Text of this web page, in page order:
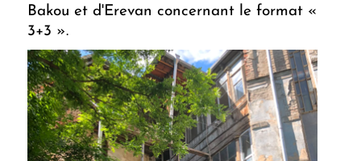
Bakou et d'Erevan concernant le format «
3+3 ».